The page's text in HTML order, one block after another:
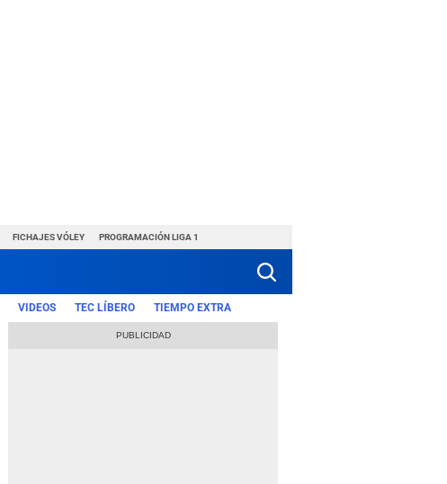
FICHAJES VÓLEY PROGRAMACIÓN LIGA 1
VIDEOS TEC LÍBERO TIEMPO EXTRA